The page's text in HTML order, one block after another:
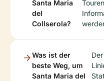
Santa Maria
del
Collserola?
Was ist der
beste Weg, um
Santa Maria del